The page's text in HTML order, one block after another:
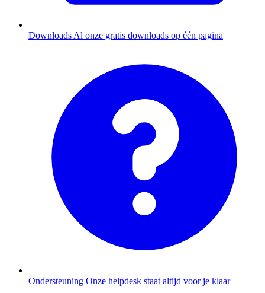
Downloads Al onze gratis downloads op één pagina
Ondersteuning Onze helpdesk staat altijd voor je klaar